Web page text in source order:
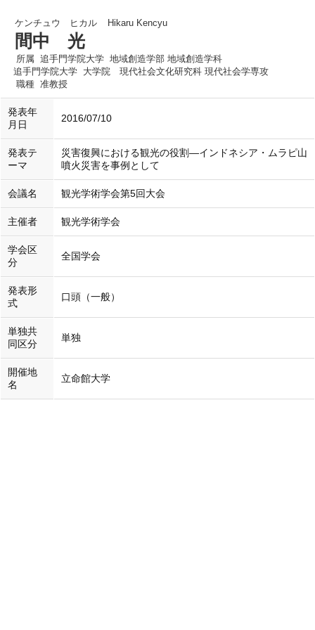
ケンチュウ ヒカル Hikaru Kencyu
間中 光
所属 追手門学院大学 地域創造学部 地域創造学科
追手門学院大学 大学院 現代社会文化研究科 現代社会学専攻
職種 准教授
発表年
月日
2016/07/10
発表テ
ーマ
災害復興における観光の役割―インドネシア・ムラピ山
噴火災害を事例として
会議名 観光学術学会第5回大会
主催者 観光学術学会
学会区
分
全国学会
発表形
式
口頭（一般）
単独共
同区分
単独
開催地
名
立命館大学